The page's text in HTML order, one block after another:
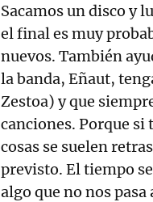
Sacamos un disco y
el final es muy
nuevos. También
la banda, Eñaut,
Zestoa) y que
canciones. Porque si
cosas se suelen
previsto. El tiempo
algo que no nos pasa